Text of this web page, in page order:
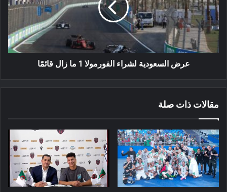
الديمقراطية
1
ما
زال
قائمًا
عرض السعودية لشراء الفورمولا 1 ما زال قائمًا
مقالات ذات صلة